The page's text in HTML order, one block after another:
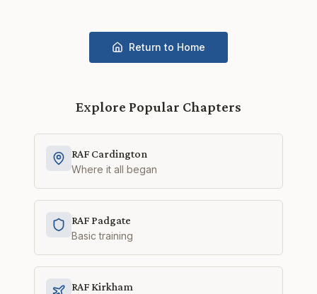
Return to Home
Explore Popular Chapters
RAF Cardington
Where it all began
RAF Padgate
Basic training
RAF Kirkham